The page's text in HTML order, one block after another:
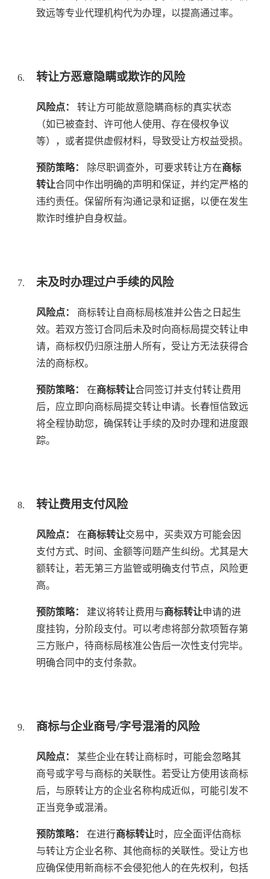
致远等专业代理机构代为办理，以提高通过率。
转让方恶意隐瞒或欺诈的风险
风险点：
转让方可能故意隐瞒商标的真实状态
（如已被查封、许可他人使用、存在侵权争议
等），或者提供虚假材料，导致受让方权益受损。
预防策略： 除尽职调查外，可要求转让方在商标
转让合同中作出明确的声明和保证，并约定严格的
违约责任。保留所有沟通记录和证据，以便在发生
欺诈时维护自身权益。
未及时办理过户手续的风险
风险点：
商标转让自商标局核准并公告之日起生
效。若双方签订合同后未及时向商标局提交转让申
请，商标权仍归原注册人所有，受让方无法获得合
法的商标权。
预防策略： 在商标转让合同签订并支付转让费用
后，应立即向商标局提交转让申请。长春恒信致远
将全程协助您，确保转让手续的及时办理和进度跟
踪。
转让费用支付风险
风险点： 在商标转让交易中，买卖双方可能会因
支付方式、时间、金额等问题产生纠纷。尤其是大
额转让，若无第三方监管或明确支付节点，风险更
高。
预防策略： 建议将转让费用与商标转让申请的进
度挂钩，分阶段支付。可以考虑将部分款项暂存第
三方账户，待商标局核准公告后一次性支付完毕。
明确合同中的支付条款。
商标与企业商号/字号混淆的风险
风险点：
某些企业在转让商标时，可能会忽略其
商号或字号与商标的关联性。若受让方使用该商标
后，与原转让方的企业名称构成近似，可能引发不
正当竞争或混淆。
预防策略： 在进行商标转让时，应全面评估商标
与转让方企业名称、其他商标的关联性。受让方也
应确保使用新商标不会侵犯他人的在先权利，包括